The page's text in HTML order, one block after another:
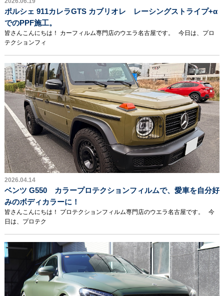
ポルシェ 911カレラGTS カブリオレ レーシングストライプ+α
でのPPF施工。
皆さんこんにちは！ カーフィルム専門店のウエラ名古屋です。 今日は、プロ
テクションフィ
2026.04.14
ベンツ G550 カラープロテクションフィルムで、愛車を自分好
みのボディカラーに！
皆さんこんにちは！ プロテクションフィルム専門店のウエラ名古屋です。 今
日は、プロテク